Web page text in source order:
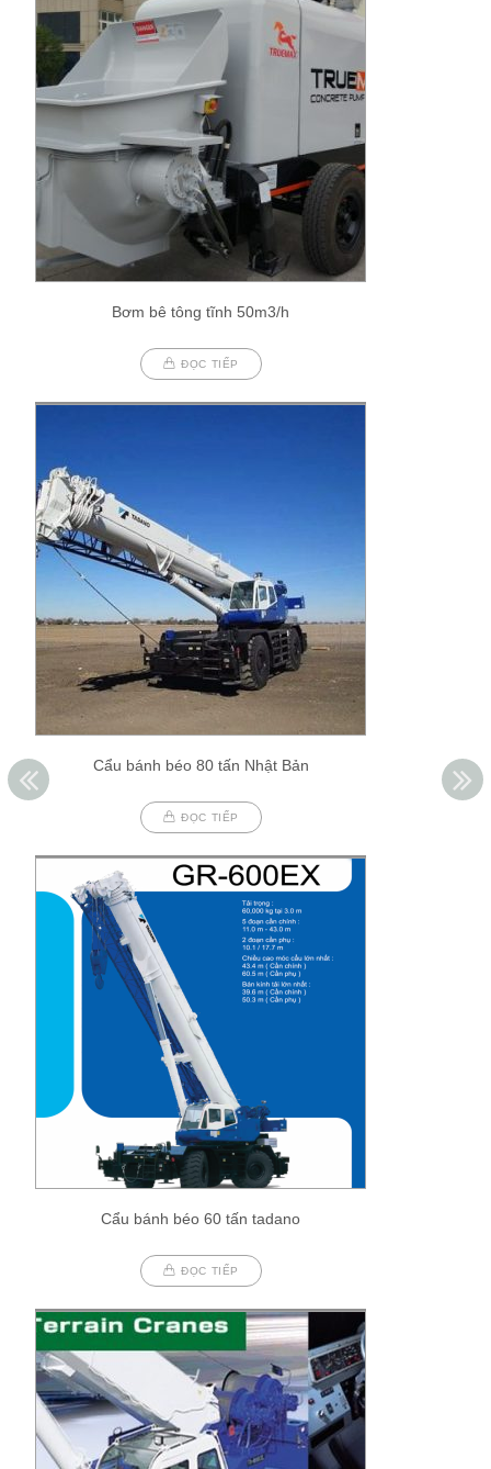
Bơm bê tông tĩnh 50m3/h
ĐỌC TIẾP
Cẩu bánh béo 80 tấn Nhật Bản
ĐỌC TIẾP
Cẩu bánh béo 60 tấn tadano
ĐỌC TIẾP